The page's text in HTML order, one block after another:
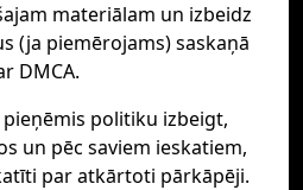
materiālam un izbeidz
(ja piemērojams) saskaņā
DMCA.
politiku izbeigt,
un pēc saviem ieskatiem,
par atkārtoti pārkāpēji.